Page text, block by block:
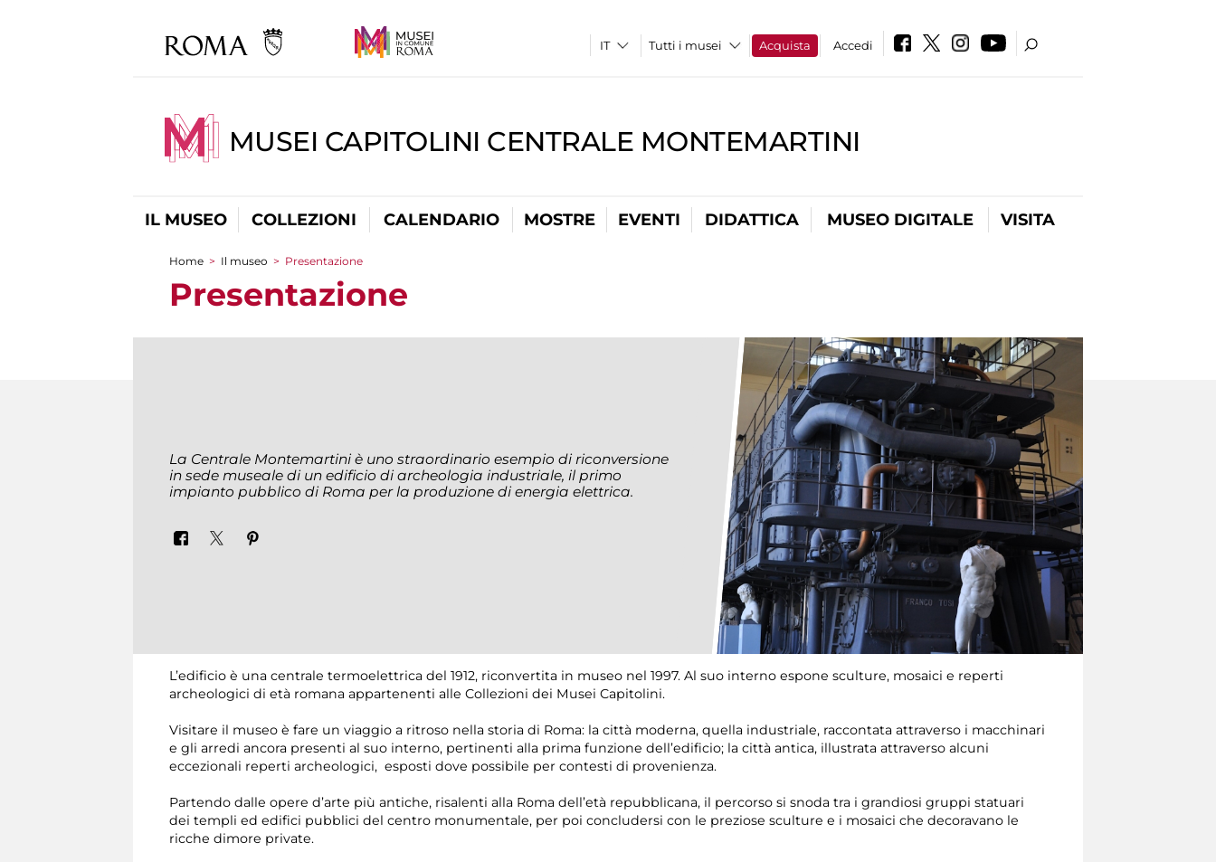
Tutti i musei Acquista Accedi
MUSEI CAPITOLINI CENTRALE MONTEMARTINI
IL MUSEO COLLEZIONI CALENDARIO MOSTRE EVENTI DIDATTICA MUSEO DIGITALE VISITA
Tu sei qui
Home > Il museo > Presentazione
Presentazione
La Centrale Montemartini è uno straordinario esempio di riconversione
in sede museale di un edificio di archeologia industriale, il primo
impianto pubblico di Roma per la produzione di energia elettrica.
L’edificio è una centrale termoelettrica del 1912, riconvertita in museo nel 1997. Al suo interno espone sculture, mosaici e reperti
archeologici di età romana appartenenti alle Collezioni dei Musei Capitolini.
Visitare il museo è fare un viaggio a ritroso nella storia di Roma: la città moderna, quella industriale, raccontata attraverso i macchinari
e gli arredi ancora presenti al suo interno, pertinenti alla prima funzione dell’edificio; la città antica, illustrata attraverso alcuni
eccezionali reperti archeologici, esposti dove possibile per contesti di provenienza.
Partendo dalle opere d’arte più antiche, risalenti alla Roma dell’età repubblicana, il percorso si snoda tra i grandiosi gruppi statuari
dei templi ed edifici pubblici del centro monumentale, per poi concludersi con le preziose sculture e i mosaici che decoravano le
ricche dimore private.